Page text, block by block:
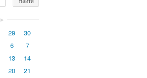
►
29
30
6
7
13
14
20
21